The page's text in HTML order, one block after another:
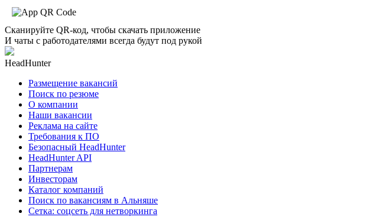
Сканируйте QR-код, чтобы скачать приложение
И чаты с работодателями всегда будут под рукой
HeadHunter
Размещение вакансий
Поиск по резюме
О компании
Наши вакансии
Реклама на сайте
Требования к ПО
Безопасный HeadHunter
HeadHunter API
Партнерам
Инвесторам
Каталог компаний
Поиск по вакансиям в Альняше
Сетка: соцсеть для нетворкинга